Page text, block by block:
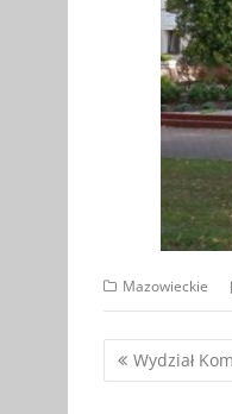
Mazowieckie
Wydział